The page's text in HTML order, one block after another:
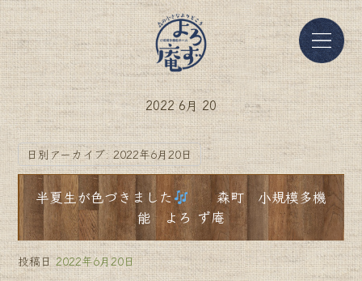
2022 6月 20
日別アーカイブ:2022年6月20日
半夏生が色づきました
森町 小規模多機
能 よろ ず庵
投稿日 2022年6月20日